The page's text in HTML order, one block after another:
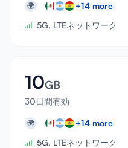
🌍 +14 more
5G, LTEネットワーク
10GB
30日間有効
🌍 +14 more
5G, LTEネットワーク